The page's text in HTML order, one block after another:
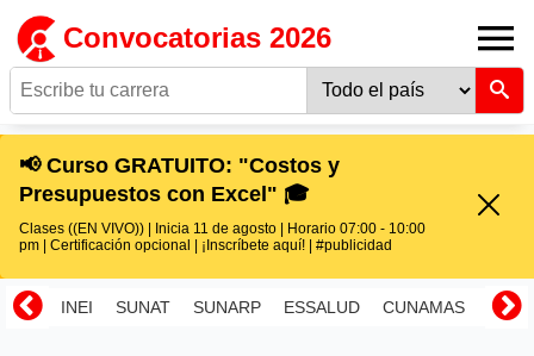
Convocatorias 2026
📢 Curso GRATUITO: "Costos y
Presupuestos con Excel" 🎓
Clases ((EN VIVO)) | Inicia 11 de agosto | Horario 07:00 - 10:00
pm | Certificación opcional | ¡Inscríbete aquí! | #publicidad
INEI SUNAT SUNARP ESSALUD CUNAMAS